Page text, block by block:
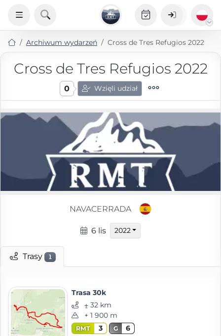
Archiwum wydarzeń Cross de Tres Refugios 2022
Cross de Tres Refugios 2022
0 Wzięli udział
NAVACERRADA
6 lis 2022
Trasy 1
Trasa 30k
⨦ 32 km
+ 1 900 m
RMT 3 G 6